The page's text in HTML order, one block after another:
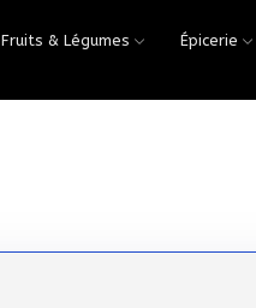
Fruits & Légumes Épicerie